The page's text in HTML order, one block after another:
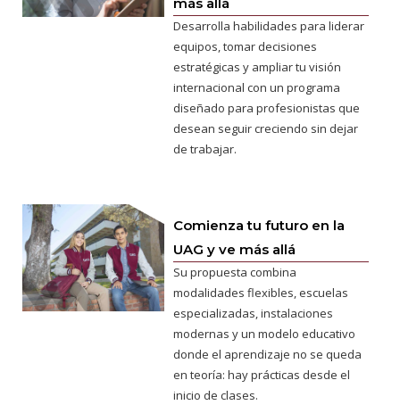
más allá
Desarrolla habilidades para liderar
equipos, tomar decisiones
estratégicas y ampliar tu visión
internacional con un programa
diseñado para profesionistas que
desean seguir creciendo sin dejar
de trabajar.
Comienza tu futuro en la
UAG y ve más allá
Su propuesta combina
modalidades flexibles, escuelas
especializadas, instalaciones
modernas y un modelo educativo
donde el aprendizaje no se queda
en teoría: hay prácticas desde el
inicio de clases.